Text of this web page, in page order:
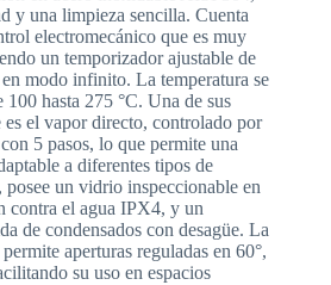
y una limpieza sencilla. Cuenta
electromecánico que es muy
un temporizador ajustable de
modo infinito. La temperatura se
100 hasta 275 °C. Una de sus
es el vapor directo, controlado por
5 pasos, lo que permite una
a diferentes tipos de
posee un vidrio inspeccionable en
contra el agua IPX4, y un
de condensados con desagüe. La
aperturas reguladas en 60°,
su uso en espacios